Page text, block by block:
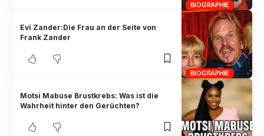
BIOGRAPHIE
BIOGRAPHIE
Evi Zander:Die Frau an der Seite von
Frank Zander
Motsi Mabuse Brustkrebs: Was ist die
Wahrheit hinter den Gerüchten?